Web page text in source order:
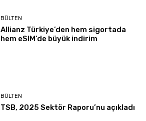
BÜLTEN
Allianz Türkiye’den hem sigortada
hem eSIM’de büyük indirim
BÜLTEN
TSB, 2025 Sektör Raporu’nu açıkladı